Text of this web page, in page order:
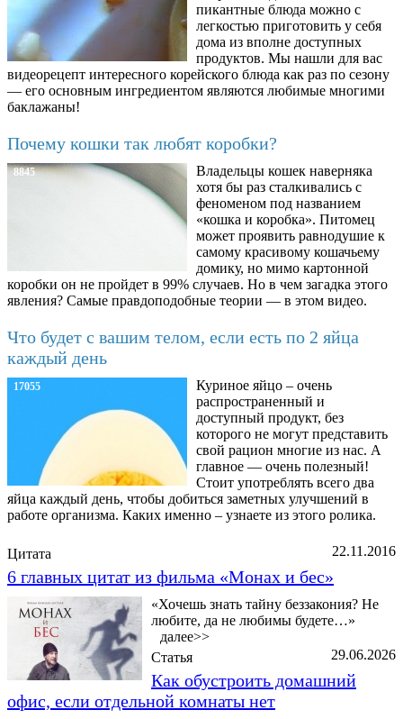
пикантные блюда можно с
легкостью приготовить у себя
дома из вполне доступных
продуктов. Мы нашли для вас
видеорецепт интересного корейского блюда как раз по сезону
— его основным ингредиентом являются любимые многими
баклажаны!
Почему кошки так любят коробки?
8845
Владельцы кошек наверняка
хотя бы раз сталкивались с
феноменом под названием
«кошка и коробка». Питомец
может проявить равнодушие к
самому красивому кошачьему
домику, но мимо картонной
коробки он не пройдет в 99% случаев. Но в чем загадка этого
явления? Самые правдоподобные теории — в этом видео.
Что будет с вашим телом, если есть по 2 яйца
каждый день
17055
Куриное яйцо – очень
распространенный и
доступный продукт, без
которого не могут представить
свой рацион многие из нас. А
главное — очень полезный!
Стоит употреблять всего два
яйца каждый день, чтобы добиться заметных улучшений в
работе организма. Каких именно – узнаете из этого ролика.
22.11.2016
Цитата
6 главных цитат из фильма «Монах и бес»
«Хочешь знать тайну беззакония? Не
любите, да не любимы будете…»
далее>>
29.06.2026
Статья
Как обустроить домашний
офис, если отдельной комнаты нет